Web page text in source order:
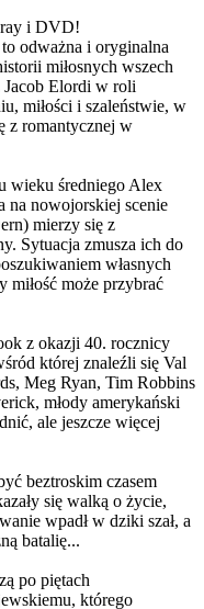
i DVD!
odważna i oryginalna
miłosnych wszech
Jacob Elordi w roli
miłości i szaleństwie, w
z romantycznej w
wieku średniego Alex
na nowojorskiej scenie
mierzy się z
Sytuacja zmusza ich do
własnych
miłość może przybrać
z okazji 40. rocznicy
której znaleźli się Val
Meg Ryan, Tim Robbins
młody amerykański
ale jeszcze więcej
beztroskim czasem
się walką o życie,
wpadł w dziki szał, a
batalię...
po piętach
którego